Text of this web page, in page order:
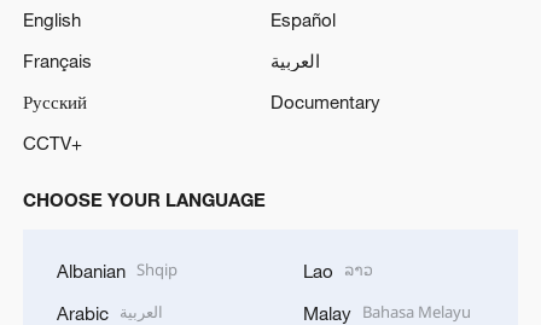
English
Español
Français
العربية
Русский
Documentary
CCTV+
CHOOSE YOUR LANGUAGE
Albanian Shqip
Arabic العربية
Lao ລາວ
Malay Bahasa Melayu